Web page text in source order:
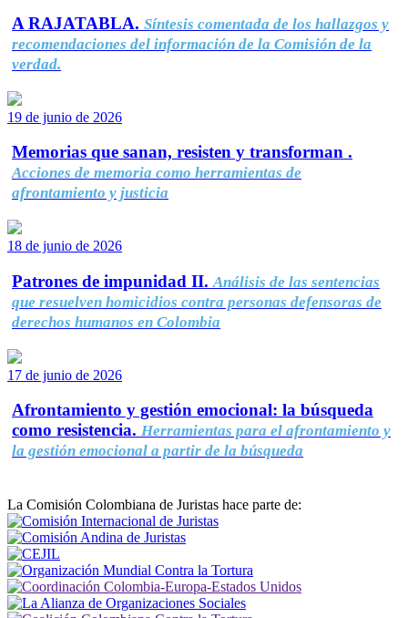
A RAJATABLA. Síntesis comentada de los hallazgos y
recomendaciones del información de la Comisión de la
verdad.
19 de junio de 2026
Memorias que sanan, resisten y transforman .
Acciones de memoria como herramientas de
afrontamiento y justicia
18 de junio de 2026
Patrones de impunidad II. Análisis de las sentencias
que resuelven homicidios contra personas defensoras de
derechos humanos en Colombia
17 de junio de 2026
Afrontamiento y gestión emocional: la búsqueda
como resistencia. Herramientas para el afrontamiento y
la gestión emocional a partir de la búsqueda
La Comisión Colombiana de Juristas hace parte de: